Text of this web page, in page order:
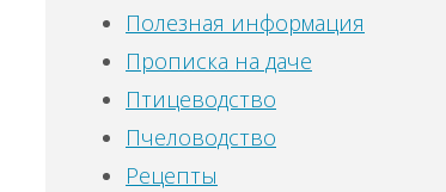
Полезная информация
Прописка на даче
Птицеводство
Пчеловодство
Рецепты